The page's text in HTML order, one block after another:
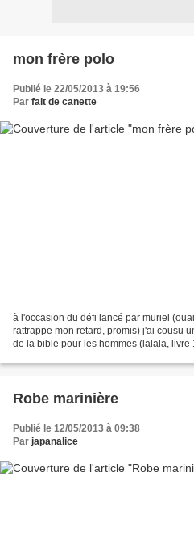
mon frère polo
Publié le 22/05/2013 à 19:56
Par fait de canette
à l'occasion du défi lancé par muriel
rattrappe mon retard, promis) j'ai cousu
de la bible pour les hommes (lalala,
Robe marinière
Publié le 12/05/2013 à 09:38
Par japanalice